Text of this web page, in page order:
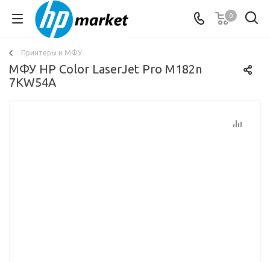
0
Принтеры и МФУ
МФУ HP Color LaserJet Pro M182n
7KW54A